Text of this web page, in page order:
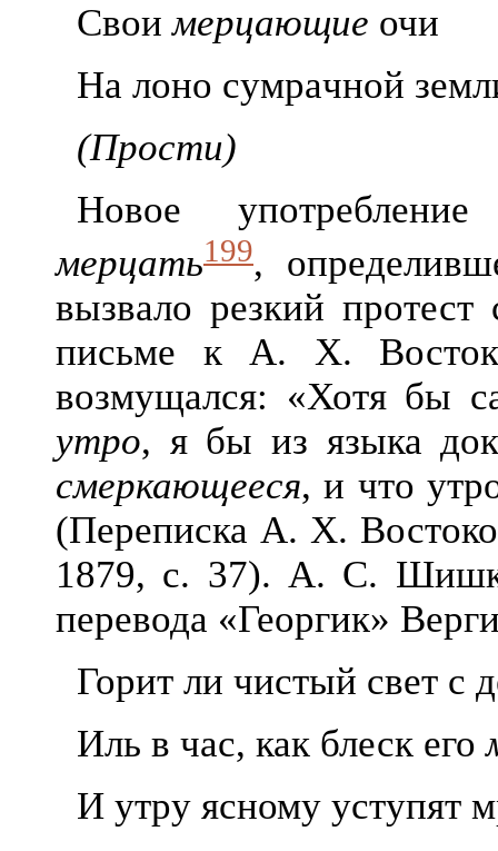
Своимерцающие очи
На лоно сумрачной
(Прости)
Новое
мерцать199,
вызвало резкий
письме к А. X.
возмущался: «Хотя бы
утро, я бы из языка
смеркающееся, и что
(Переписка А. X.
1879, с. 37). А. С.
перевода «Георгик»
Горит ли чистый свет с
Иль в час, как блеск его
И утру ясному уступят